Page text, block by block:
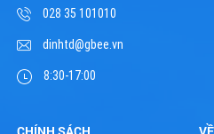
028 35 101010
dinhtd@gbee.vn
8:30-17:00